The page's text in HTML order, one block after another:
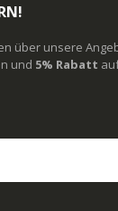
über unsere
und 5% Rabatt